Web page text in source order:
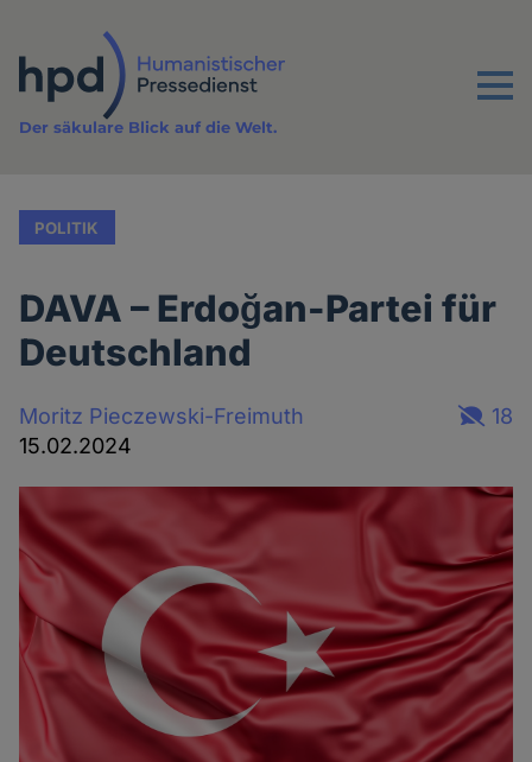
Inhalt
Menu
Der säkulare Blick auf die Welt.
POLITIK
DAVA – Erdoğan-Partei für
Deutschland
Moritz Pieczewski-Freimuth
15.02.2024
18